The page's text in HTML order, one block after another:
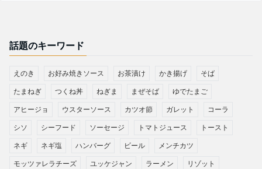
話題のキーワード
えのき お好み焼きソース お茶漬け かき揚げ そば
たまねぎ つくね丼 ねぎま まぜそば ゆでたまご
アヒージョ ウスターソース カツオ節 ガレット コーラ
シソ シーフード ソーセージ トマトジュース トースト
ネギ ネギ塩 ハンバーグ ビール メンチカツ
モッツァレラチーズ ユッケジャン ラーメン リゾット